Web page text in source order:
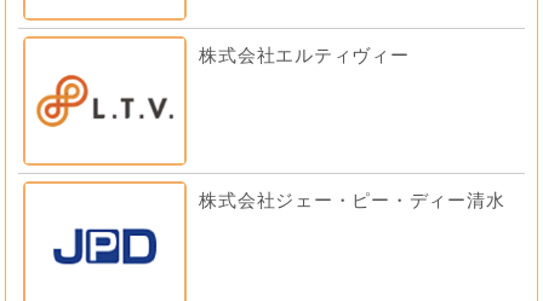
株式会社エルティヴィー
株式会社ジェー・ピー・ディー清水